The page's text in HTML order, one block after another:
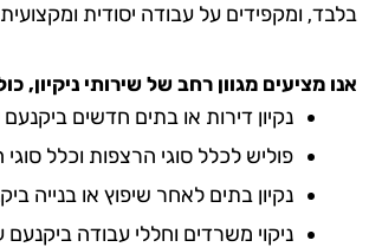
בלבד, ומקפידים על עבודה יסודית
אנו מציעים מגוון רחב של שירותי ניקיון,
נקיון דירות או בתים חדשים ביקנעם
פוליש לכלל סוגי הרצפות וכלל
נקיון בתים לאחר שיפוץ או בנייה
ניקוי משרדים וחללי עבודה ביקנעם